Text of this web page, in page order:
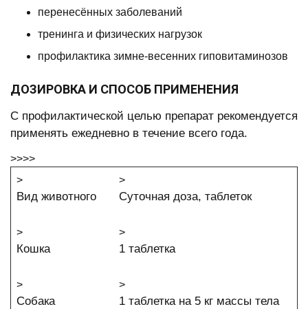
перенесённых заболеваний
тренинга и физических нагрузок
профилактика зимне-весенних гиповитаминозов
ДОЗИРОВКА И СПОСОБ ПРИМЕНЕНИЯ
С профилактической целью препарат рекомендуется
применять ежедневно в течение всего года.
>>>>
>
Вид животного
>
Суточная доза, таблеток
>
Кошка
>
1 таблетка
>
Собака
>
1 таблетка на 5 кг массы тела